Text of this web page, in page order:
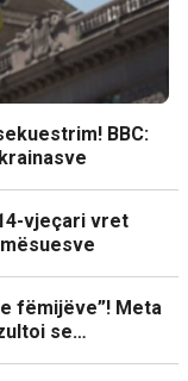
BBC:
vjeçari vret
fëmijëve”! Meta
se…